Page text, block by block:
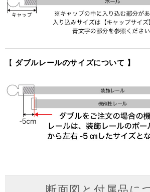
【 ダブルレールのサイズについて 】